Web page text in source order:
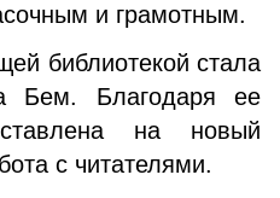
и грамотным.
библиотекой стала
Бем. Благодаря ее
на новый
с читателями.